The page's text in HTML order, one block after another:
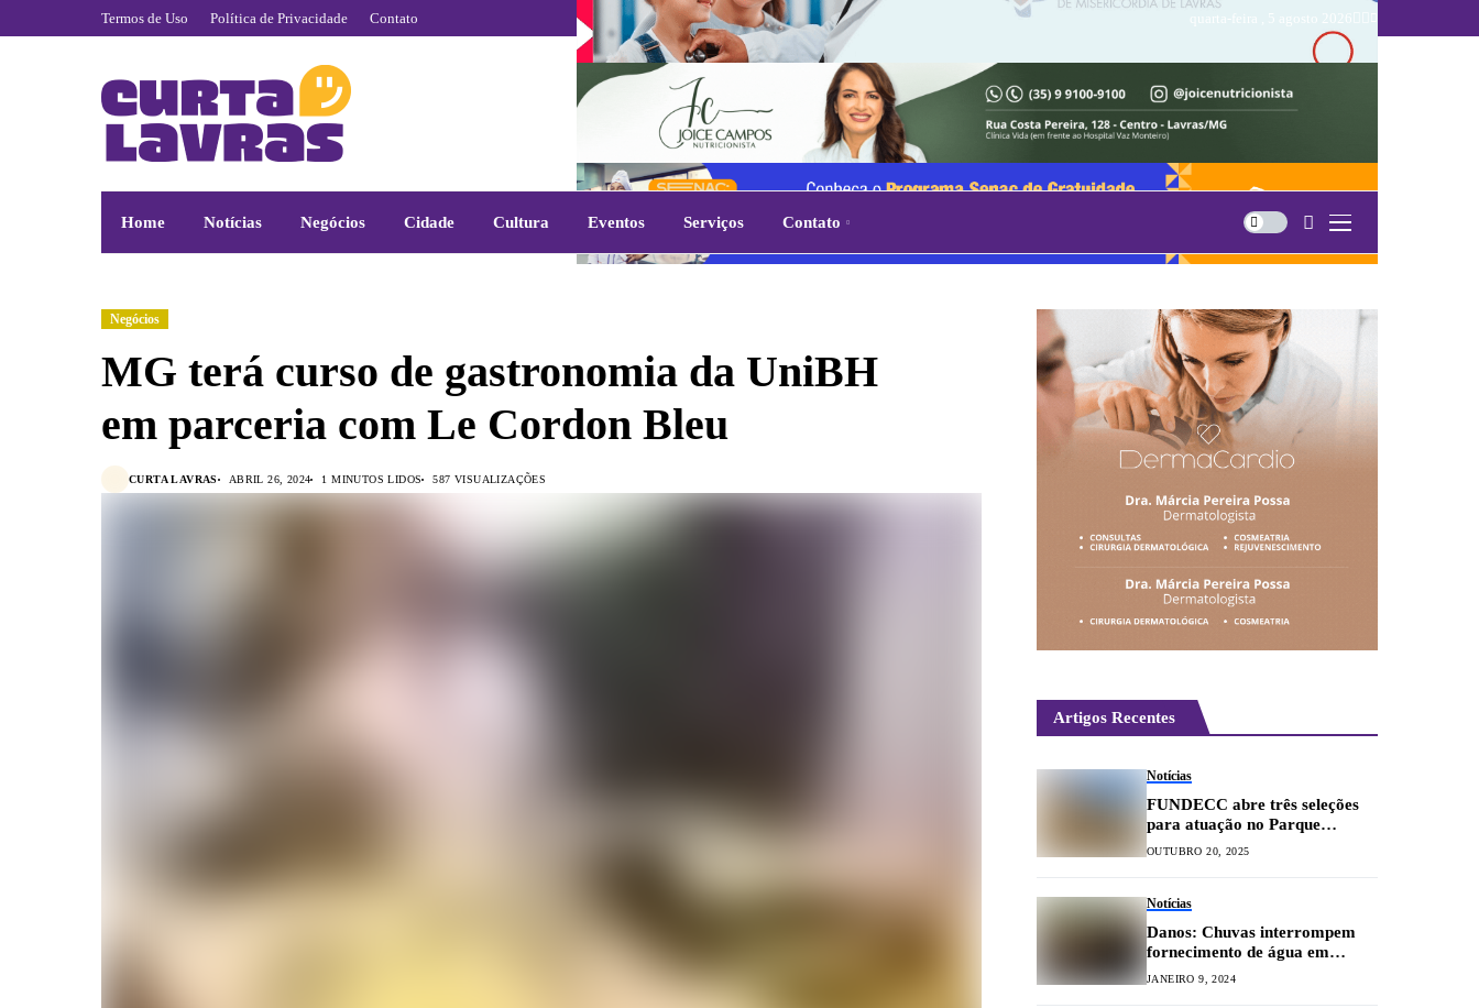
Termos de Uso Política de Privacidade Contato quarta-feira , 5 agosto 2026
Home Notícias Negócios Cidade Cultura Eventos Serviços Contato
Negócios
MG terá curso de gastronomia da UniBH
em parceria com Le Cordon Bleu
CURTA LAVRAS ABRIL 26, 2024 1 MINUTOS LIDOS 587 VISUALIZAÇÕES
Artigos Recentes
Notícias
FUNDECC abre três seleções
para atuação no Parque
Tecnológico da UFLA
OUTUBRO 20, 2025
Notícias
Danos: Chuvas interrompem
fornecimento de água em
Lavras
JANEIRO 9, 2024